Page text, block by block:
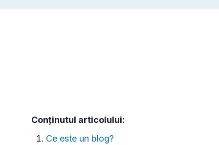
Conținutul articolului:
Ce este un blog?